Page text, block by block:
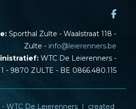
Sporthal Zulte - Waalstraat 118 -
Zulte - info@leierenners.be
WTC De Leierenners -
- 9870 ZULTE - BE 0866.480.115
- WTC De Leierenners I created